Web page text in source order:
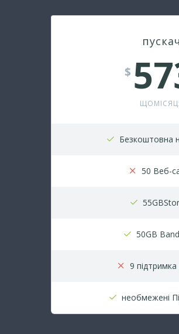
пускач
$
Безкоштовна
50 Веб-
50GB
9 підтримка
необмежені